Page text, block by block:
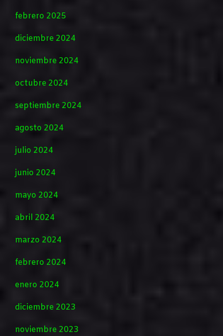
febrero 2025
diciembre 2024
noviembre 2024
octubre 2024
septiembre 2024
agosto 2024
julio 2024
junio 2024
mayo 2024
abril 2024
marzo 2024
febrero 2024
enero 2024
diciembre 2023
noviembre 2023